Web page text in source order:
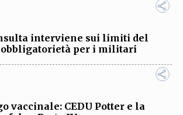
interviene sui limiti del
obbligatorietà per i militari
vaccinale: CEDU Potter e la